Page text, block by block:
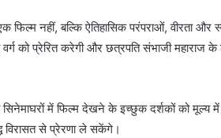
फिल्म नहीं, बल्कि ऐतिहासिक परंपराओं, वीरता और
को प्रेरित करेगी और छत्रपति संभाजी महाराज
में फिल्म देखने के इच्छुक दर्शकों को मूल्य
से प्रेरणा ले सकेंगे।